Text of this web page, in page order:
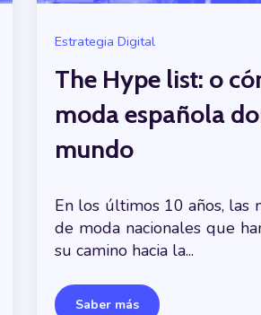
Estrategia Digital
The Hype list: o
moda española
mundo
En los últimos 10 años, las
de moda nacionales que
su camino hacia la...
Saber más